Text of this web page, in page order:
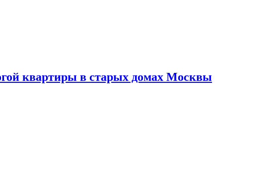
квартиры в старых домах Москвы